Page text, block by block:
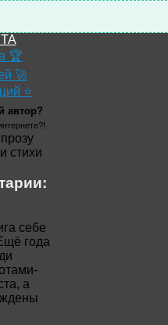
🏆
🚀
⭐
автор?
стихи
себе
года
а